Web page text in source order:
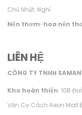
Chủ Nhật: Nghỉ
Nến thơm-hoa nến
LIÊN HỆ
CÔNG TY TNHH
Kho hoàn thiện: 10B
Văn Cự Cách Aeon Mall